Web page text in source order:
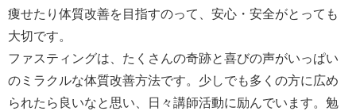
痩せたり体質改善を目指すのって、安心・安全がとっても
大切です。
ファスティングは、たくさんの奇跡と喜びの声がいっぱい
のミラクルな体質改善方法です。少しでも多くの方に広め
られたら良いなと思い、日々講師活動に励んでいます。勉